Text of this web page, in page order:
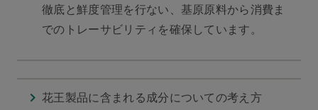
徹底と鮮度管理を行ない、基原原料から消費ま
でのトレーサビリティを確保しています。
花王製品に含まれる成分についての考え方